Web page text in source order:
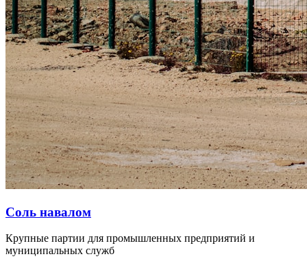
Соль навалом
Крупные партии для промышленных предприятий и
муниципальных служб